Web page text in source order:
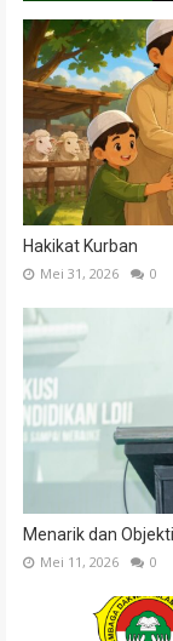
Hakikat Kurban
Mei 31, 2026 0
Menarik dan
Mei 11, 2026 0